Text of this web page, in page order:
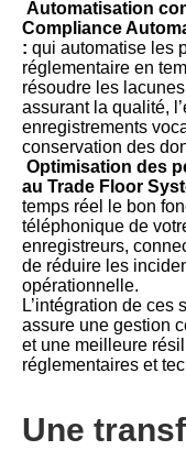
Automatisation
Compliance
: qui automatise les
réglementaire en
résoudre les
assurant la qualité,
enregistrements
conservation des
Optimisation des
au Trade Floor
temps réel le bon
téléphonique de
enregistreurs,
de réduire les
opérationnelle.
L’intégration de
assure une gestion
et une meilleure
réglementaires et
Une